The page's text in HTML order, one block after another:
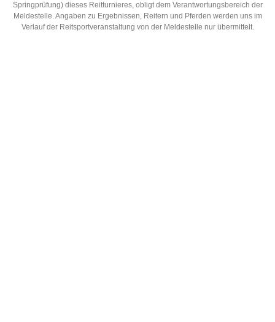
Springprüfung) dieses Reitturnieres, obligt dem Verantwortungsbereich der
Meldestelle. Angaben zu Ergebnissen, Reitern und Pferden werden uns im
Verlauf der Reitsportveranstaltung von der Meldestelle nur übermittelt.